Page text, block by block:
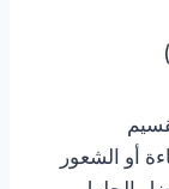
أو الشعور